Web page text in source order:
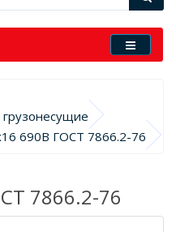
690В ГОСТ 7866.2-76
7866.2-76